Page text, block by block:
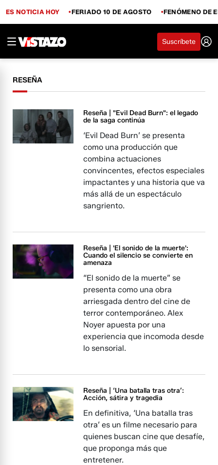
ES NOTICIA HOY FERIADO 10 DE AGOSTO FENÓMENO DE
Suscríbete
RESEÑA
Reseña | "Evil Dead Burn": el legado
de la saga continúa
‘Evil Dead Burn’ se presenta
como una producción que
combina actuaciones
convincentes, efectos especiales
impactantes y una historia que va
más allá de un espectáculo
sangriento.
Reseña | 'El sonido de la muerte':
Cuando el silencio se convierte en
amenaza
“El sonido de la muerte” se
presenta como una obra
arriesgada dentro del cine de
terror contemporáneo. Alex
Noyer apuesta por una
experiencia que incomoda desde
lo sensorial.
Reseña | ‘Una batalla tras otra’:
Acción, sátira y tragedia
En definitiva, ‘Una batalla tras
otra’ es un filme necesario para
quienes buscan cine que desafíe,
que proponga más que
entretener.